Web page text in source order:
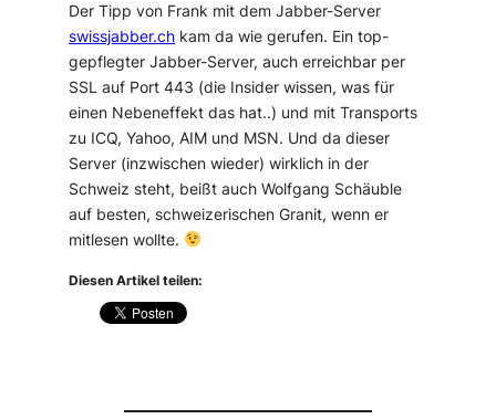
Der Tipp von Frank mit dem Jabber-Server
swissjabber.ch kam da wie gerufen. Ein top-
gepflegter Jabber-Server, auch erreichbar per
SSL auf Port 443 (die Insider wissen, was für
einen Nebeneffekt das hat..) und mit Transports
zu ICQ, Yahoo, AIM und MSN. Und da dieser
Server (inzwischen wieder) wirklich in der
Schweiz steht, beißt auch Wolfgang Schäuble
auf besten, schweizerischen Granit, wenn er
mitlesen wollte.
Diesen Artikel teilen: